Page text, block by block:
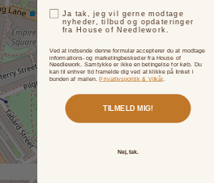
Ja tak, jeg vil gerne modtage
nyheder, tilbud og opdateringer
fra House of Needlework.
Ved at indsende denne formular accepterer du at modtage
informations- og marketingbeskeder fra House of
Needlework. Samtykke er ikke en betingelse for køb. Du
kan til enhver tid framelde dig ved at klikke på linket i
bunden af mailen.Privatlivspolitik & Vilkår.
TILMELD MIG!
Nej, tak.